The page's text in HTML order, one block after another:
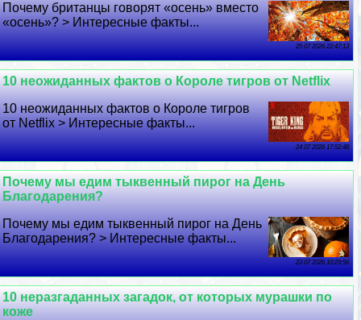
Почему британцы говорят «осень» вместо
«осень»? > Интересные факты...
25 07 2026 22:47:13
10 неожиданных фактов о Короле тигров от Netflix
10 неожиданных фактов о Короле тигров
от Netflix > Интересные факты...
24 07 2026 17:52:48
Почему мы едим тыквенный пирог на День
Благодарения?
Почему мы едим тыквенный пирог на День
Благодарения? > Интересные факты...
23 07 2026 10:29:56
10 неразгаданных загадок, от которых мурашки по
коже